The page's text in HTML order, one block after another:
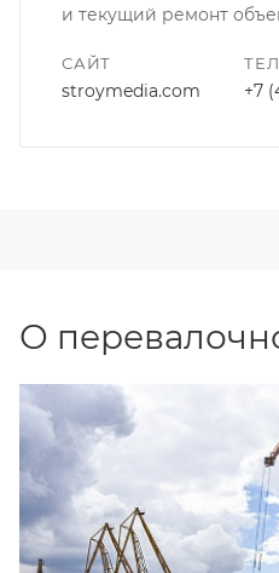
и текущий ремонт
САЙТ
stroymedia.com +7
О